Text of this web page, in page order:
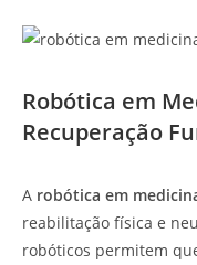
Robótica em
Recuperação
A robótica em
reabilitação física e
robóticos permitem